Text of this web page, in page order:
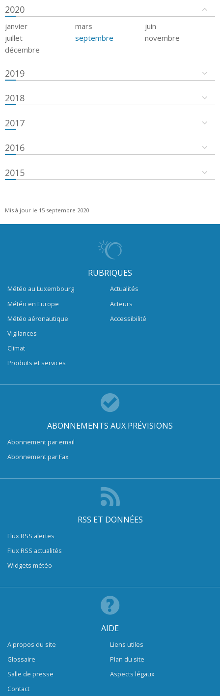
2020
janvier mars
juin
juillet
septembre
novembre
décembre
2019
2018
2017
2016
2015
Mis à jour le 15 septembre 2020
RUBRIQUES
Météo au Luxembourg
Météo en Europe
Météo aéronautique
Vigilances
Climat
Produits et services
Actualités
Acteurs
Accessibilité
ABONNEMENTS AUX PRÉVISIONS
Abonnement par email
Abonnement par Fax
RSS ET DONNÉES
Flux RSS alertes
Flux RSS actualités
Widgets météo
AIDE
A propos du site
Glossaire
Salle de presse
Contact
Liens utiles
Plan du site
Aspects légaux